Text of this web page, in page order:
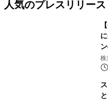
人気のプレスリリース
株